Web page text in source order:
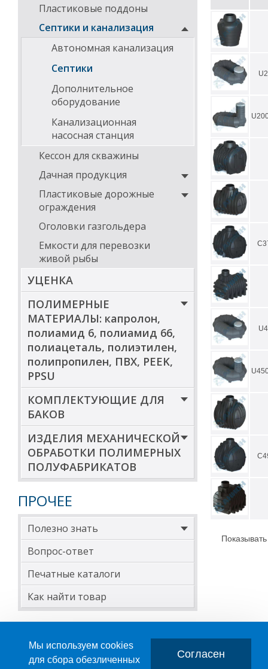
Пластиковые поддоны
Септики и канализация
Автономная канализация
Септики
Дополнительное
оборудование
Канализационная
насосная станция
Кессон для скважины
Дачная продукция
Пластиковые дорожные
ограждения
Оголовки газгольдера
Емкости для перевозки
живой рыбы
УЦЕНКА
ПОЛИМЕРНЫЕ
МАТЕРИАЛЫ: капролон,
полиамид 6, полиамид 66,
полиацеталь, полиэтилен,
полипропилен, ПВХ, PEEK,
PPSU
КОМПЛЕКТУЮЩИЕ ДЛЯ
БАКОВ
ИЗДЕЛИЯ МЕХАНИЧЕСКОЙ
ОБРАБОТКИ ПОЛИМЕРНЫХ
ПОЛУФАБРИКАТОВ
ПРОЧЕЕ
Полезно знать
Вопрос-ответ
Печатные каталоги
Как найти товар
Секции
Мы используем cookies
для сбора обезличенных
Согласен